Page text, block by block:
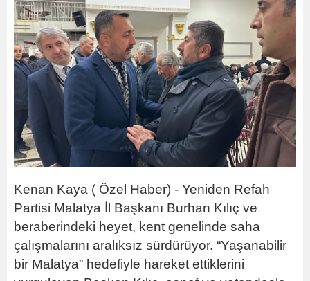
Kenan Kaya ( Özel Haber) - Yeniden Refah
Partisi Malatya İl Başkanı Burhan Kılıç ve
beraberindeki heyet, kent genelinde saha
çalışmalarını aralıksız sürdürüyor. “Yaşanabilir
bir Malatya” hedefiyle hareket ettiklerini